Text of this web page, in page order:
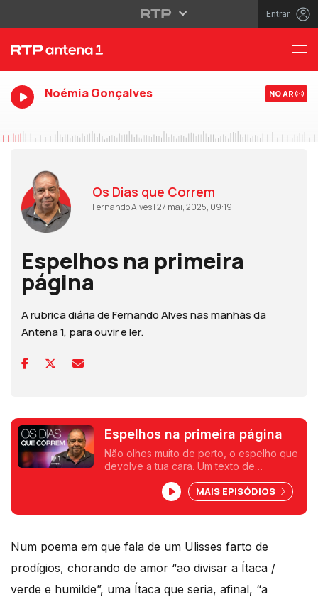
Entrar
Noémia Gonçalves NO AR
Os Dias que Correm
Fernando Alves | 27 mai, 2025, 09:19
Espelhos na primeira
página
A rubrica diária de Fernando Alves nas manhãs da
Antena 1, para ouvir e ler.
Espelhos na primeira página
Não olhes muito de perto, o espelho que
devolve a tua cara. Um texto de
MAIS EPISÓDIOS
Num poema em que fala de um Ulisses farto de
prodígios, chorando de amor “ao divisar a Ítaca /
verde e humilde”, uma Ítaca que seria, afinal, “a